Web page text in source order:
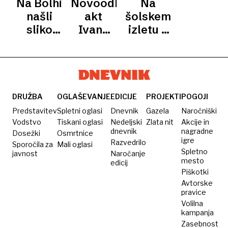
druge
svetovne
telo
jami, ni
znakov
/
DRAŽBA
Na Bolhi
našli
sliko
Kobilce
Novoodkriti
akt
Ivane
najprej
v
galerijo,
nato na
dražbo
Na
šolskem
izletu v
odkrili
3000 let
starega
skarabeja
DRUŽBA
Predstavitev
Vodstvo
Dosežki
Sporočila za
javnost
OGLAŠEVANJE
Spletni oglasi
Tiskani oglasi
Osmrtnice
Mali oglasi
EDICIJE
Dnevnik
Nedeljski
dnevnik
Razvedrilo
Naročanje
edicij
PROJEKTI
Gazela
Zlata nit
POGOJI
Naročniški
Akcije in
nagradne
igre
Spletno
mesto
Piškotki
Avtorske
pravice
Volilna
kampanja
Zasebnost